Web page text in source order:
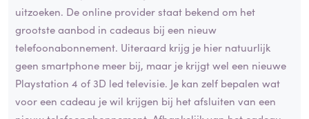
uitzoeken. De online provider staat bekend om het
grootste aanbod in cadeaus bij een nieuw
telefoonabonnement. Uiteraard krijg je hier natuurlijk
geen smartphone meer bij, maar je krijgt wel een nieuwe
Playstation 4 of 3D led televisie. Je kan zelf bepalen wat
voor een cadeau je wil krijgen bij het afsluiten van een